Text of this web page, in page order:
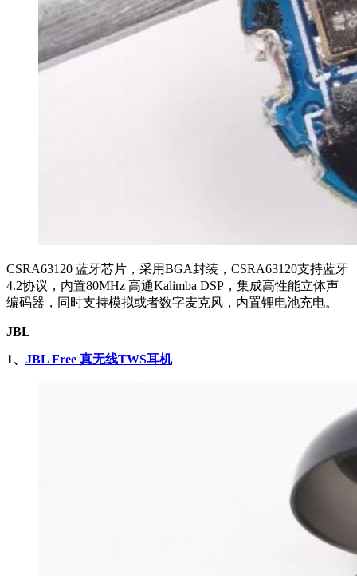
CSRA63120 蓝牙芯片，采用BGA封装，CSRA63120支持蓝牙
4.2协议，内置80MHz 高通Kalimba DSP，集成高性能立体声
编码器，同时支持模拟或者数字麦克风，内置锂电池充电。
JBL
1、 JBL Free 真无线TWS耳机